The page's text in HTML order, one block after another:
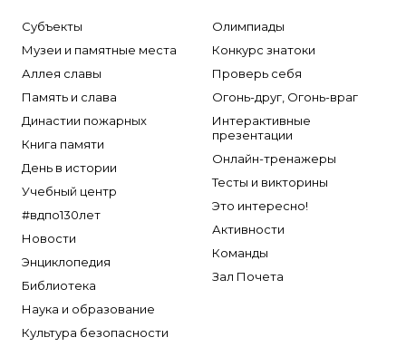
Субъекты
Музеи и памятные места
Аллея славы
Память и слава
Династии пожарных
Книга памяти
День в истории
Учебный центр
#вдпо130лет
Новости
Энциклопедия
Библиотека
Наука и образование
Культура безопасности
Олимпиады
Конкурс знатоки
Проверь себя
Огонь-друг, Огонь-враг
Интерактивные
презентации
Онлайн-тренажеры
Тесты и викторины
Это интересно!
Активности
Команды
Зал Почета